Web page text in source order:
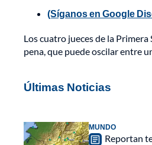
(Síganos en Google
Los cuatro jueces de la
pena, que puede oscilar entre
Últimas Noticias
MUNDO
Reportan